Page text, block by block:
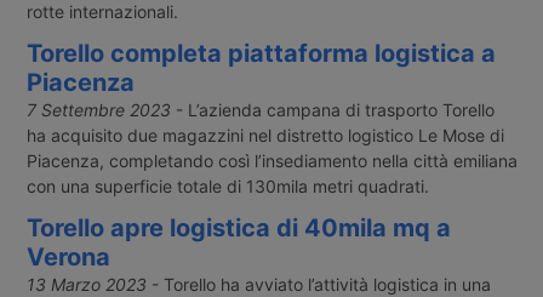
rotte internazionali.
Torello completa piattaforma logistica a
Piacenza
7 Settembre 2023 - L’azienda campana di trasporto Torello
ha acquisito due magazzini nel distretto logistico Le Mose di
Piacenza, completando così l’insediamento nella città emiliana
con una superficie totale di 130mila metri quadrati.
Torello apre logistica di 40mila mq a
Verona
13 Marzo 2023 - Torello ha avviato l’attività logistica in una